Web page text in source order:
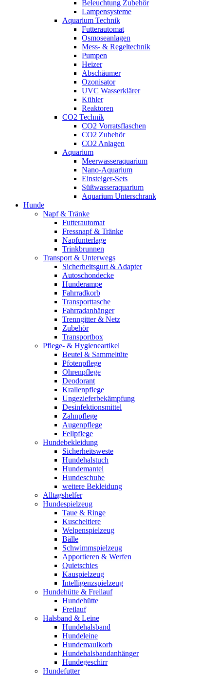
Beleuchtung Zubehör
Lampensysteme
Aquarium Technik
Futterautomat
Osmoseanlagen
Mess- & Regeltechnik
Pumpen
Heizer
Abschäumer
Ozonisator
UVC Wasserklärer
Kühler
Reaktoren
CO2 Technik
CO2 Vorratsflaschen
CO2 Zubehör
CO2 Anlagen
Aquarium
Meerwasseraquarium
Nano-Aquarium
Einsteiger-Sets
Süßwasseraquarium
Aquarium Unterschrank
Hunde
Napf & Tränke
Futterautomat
Fressnapf & Tränke
Napfunterlage
Trinkbrunnen
Transport & Unterwegs
Sicherheitsgurt & Adapter
Autoschondecke
Hunderampe
Fahrradkorb
Transporttasche
Fahrradanhänger
Trenngitter & Netz
Zubehör
Transportbox
Pflege- & Hygieneartikel
Beutel & Sammeltüte
Pfotenpflege
Ohrenpflege
Deodorant
Krallenpflege
Ungezieferbekämpfung
Desinfektionsmittel
Zahnpflege
Augenpflege
Fellpflege
Hundebekleidung
Sicherheitsweste
Hundehalstuch
Hundemantel
Hundeschuhe
weitere Bekleidung
Alltagshelfer
Hundespielzeug
Taue & Ringe
Kuscheltiere
Welpenspielzeug
Bälle
Schwimmspielzeug
Apportieren & Werfen
Quietschies
Kauspielzeug
Intelligenzspielzeug
Hundehütte & Freilauf
Hundehütte
Freilauf
Halsband & Leine
Hundehalsband
Hundeleine
Hundemaulkorb
Hundehalsbandanhänger
Hundegeschirr
Hundefutter